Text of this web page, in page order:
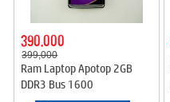
390,000
399,000
Ram Laptop Apotop 2GB
DDR3 Bus 1600